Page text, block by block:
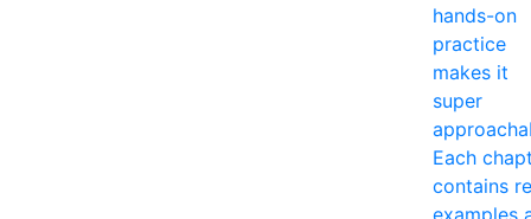
hands-on
practice
makes it
super
Each
contains
examples